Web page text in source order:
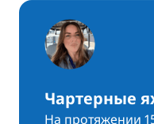
Чартерные
На протяжении